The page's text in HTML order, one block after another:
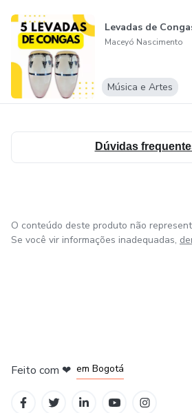
Levadas de
Maceyó Nascimento
Música e Artes
Dúvidas
O conteúdo deste produto não
Se você vir informações inadequadas,
Feito com ❤ em Bogotá